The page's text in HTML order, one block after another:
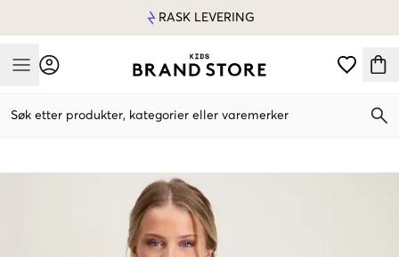
RASK LEVERING
Mobile Menu
Søk etter produkter, kategorier eller varemerker